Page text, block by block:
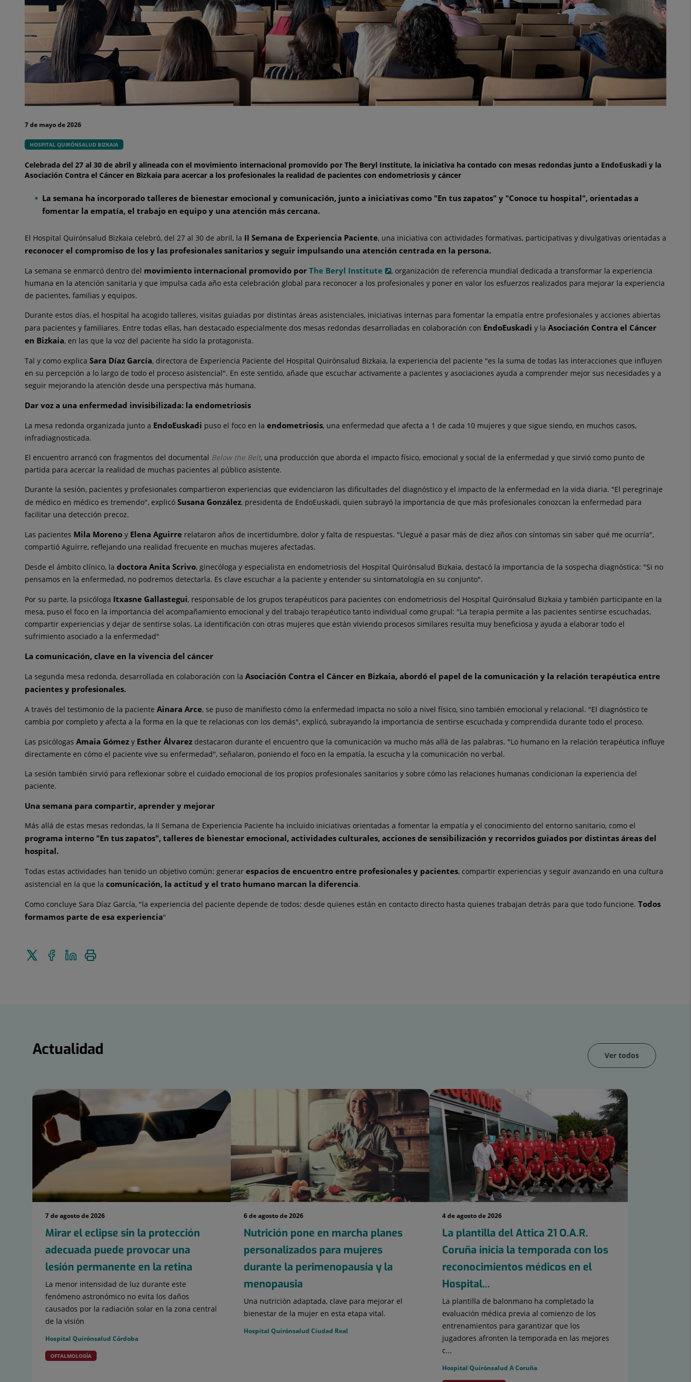
7 de mayo de 2026
HOSPITAL QUIRÓNSALUD BIZKAIA
Celebrada del 27 al 30 de abril y alineada con el movimiento internacional promovido por The Beryl Institute, la iniciativa ha contado con mesas redondas junto a EndoEuskadi y la
Asociación Contra el Cáncer en Bizkaia para acercar a los profesionales la realidad de pacientes con endometriosis y cáncer
La semana ha incorporado talleres debienestar emocional y comunicación, junto a iniciativas como "En tus zapatos" y "Conoce tu hospital", orientadas a
fomentar la empatía, el trabajo en equipo y una atención más cercana.
El Hospital Quirónsalud Bizkaia celebró, del 27 al 30 de abril, la II Semana de Experiencia Paciente, una iniciativa con actividades formativas, participativas y divulgativas orientadas a
reconocer el compromiso de los y las profesionales sanitarios y seguir impulsando una atención centrada en la persona.
La semana se enmarcó dentro del movimiento internacional promovido por The Beryl Institute , organización de referencia mundial dedicada a transformar la experiencia
humana en la atención sanitaria y que impulsa cada año esta celebración global para reconocer a los profesionales y poner en valor los esfuerzos realizados para mejorar la experiencia
de pacientes, familias y equipos.
Durante estos días, el hospital ha acogido talleres, visitas guiadas por distintas áreas asistenciales, iniciativas internas para fomentar la empatía entre profesionales y acciones abiertas
para pacientes y familiares. Entre todas ellas, han destacado especialmente dos mesas redondas desarrolladas en colaboración con EndoEuskadi y la Asociación Contra el Cáncer
en Bizkaia, en las que la voz del paciente ha sido la protagonista.
Tal y como explica Sara Díaz García, directora de Experiencia Paciente del Hospital Quirónsalud Bizkaia, la experiencia del paciente "es la suma de todas las interacciones que influyen
en su percepción a lo largo de todo el proceso asistencial". En este sentido, añade que escuchar activamente a pacientes y asociaciones ayuda a comprender mejor sus necesidades y a
seguir mejorando la atención desde una perspectiva más humana.
Dar voz a una enfermedad invisibilizada: la endometriosis
La mesa redonda organizada junto a EndoEuskadi puso el foco en la endometriosis, una enfermedad que afecta a 1 de cada 10 mujeres y que sigue siendo, en muchos casos,
infradiagnosticada.
El encuentro arrancó con fragmentos del documental Below the Belt, una producción que aborda el impacto físico, emocional y social de la enfermedad y que sirvió como punto de
partida para acercar la realidad de muchas pacientes al público asistente.
Durante la sesión, pacientes y profesionales compartieron experiencias que evidenciaron las dificultades del diagnóstico y el impacto de la enfermedad en la vida diaria. "El peregrinaje
de médico en médico es tremendo", explicó Susana González, presidenta de EndoEuskadi, quien subrayó la importancia de que más profesionales conozcan la enfermedad para
facilitar una detección precoz.
Las pacientes Mila Moreno y Elena Aguirre relataron años de incertidumbre, dolor y falta de respuestas. "Llegué a pasar más de diez años con síntomas sin saber qué me ocurría",
compartió Aguirre, reflejando una realidad frecuente en muchas mujeres afectadas.
Desde el ámbito clínico, la doctora Anita Scrivo, ginecóloga y especialista en endometriosis del Hospital Quirónsalud Bizkaia, destacó la importancia de la sospecha diagnóstica: "Si no
pensamos en la enfermedad, no podremos detectarla. Es clave escuchar a la paciente y entender su sintomatología en su conjunto".
Por su parte, la psicóloga Itxasne Gallastegui, responsable de los grupos terapéuticos para pacientes con endometriosis del Hospital Quirónsalud Bizkaia y también participante en la
mesa, puso el foco en la importancia del acompañamiento emocional y del trabajo terapéutico tanto individual como grupal: "La terapia permite a las pacientes sentirse escuchadas,
compartir experiencias y dejar de sentirse solas. La identificación con otras mujeres que están viviendo procesos similares resulta muy beneficiosa y ayuda a elaborar todo el
sufrimiento asociado a la enfermedad"
La comunicación, clave en la vivencia del cáncer
La segunda mesa redonda, desarrollada en colaboración con la Asociación Contra el Cáncer en Bizkaia, abordó el papel de la comunicación y la relación terapéutica entre
pacientes y profesionales.
A través del testimonio de la paciente Ainara Arce, se puso de manifiesto cómo la enfermedad impacta no solo a nivel físico, sino también emocional y relacional. "El diagnóstico te
cambia por completo y afecta a la forma en la que te relacionas con los demás", explicó, subrayando la importancia de sentirse escuchada y comprendida durante todo el proceso.
Las psicólogas Amaia Gómez y Esther Álvarez destacaron durante el encuentro que la comunicación va mucho más allá de las palabras. "Lo humano en la relación terapéutica influye
directamente en cómo el paciente vive su enfermedad", señalaron, poniendo el foco en la empatía, la escucha y la comunicación no verbal.
La sesión también sirvió para reflexionar sobre el cuidado emocional de los propios profesionales sanitarios y sobre cómo las relaciones humanas condicionan la experiencia del
paciente.
Una semana para compartir, aprender y mejorar
Más allá de estas mesas redondas, la II Semana de Experiencia Paciente ha incluido iniciativas orientadas a fomentar la empatía y el conocimiento del entorno sanitario, como el
programa interno "En tus zapatos", talleres de bienestar emocional, actividades culturales, acciones de sensibilización y recorridos guiados por distintas áreas del
hospital.
Todas estas actividades han tenido un objetivo común: generar espacios de encuentro entre profesionales y pacientes, compartir experiencias y seguir avanzando en una cultura
asistencial en la que la comunicación, la actitud y el trato humano marcan la diferencia.
Como concluye Sara Díaz García, "la experiencia del paciente depende de todos: desde quienes están en contacto directo hasta quienes trabajan detrás para que todo funcione. Todos
formamos parte de esa experiencia"
Enviar
Compartir
en
Compartir
Actualidad
7 de agosto de 2026
Mirar el eclipse sin la protección
adecuada puede provocar una
lesión permanente en la retina
La menor intensidad de luz durante este
fenómeno astronómico no evita los daños
causados por la radiación solar en la zona central
de la visión
Hospital Quirónsalud Córdoba
OFTALMOLOGÍA
6 de agosto de 2026
Nutrición pone en marcha planes
personalizados para mujeres
durante la perimenopausia y la
menopausia
Una nutrición adaptada, clave para mejorar el
bienestar de la mujer en esta etapa vital.
Hospital Quirónsalud Ciudad Real
4 de agosto de 2026
La plantilla del Attica 21 O.A.R.
Coruña inicia la temporada con los
reconocimientos médicos en el
Hospital...
La plantilla de balonmano ha completado la
evaluación médica previa al comienzo de los
entrenamientos para garantizar que los
jugadores afronten la temporada en las mejores
c...
Hospital Quirónsalud A Coruña
Ver todos